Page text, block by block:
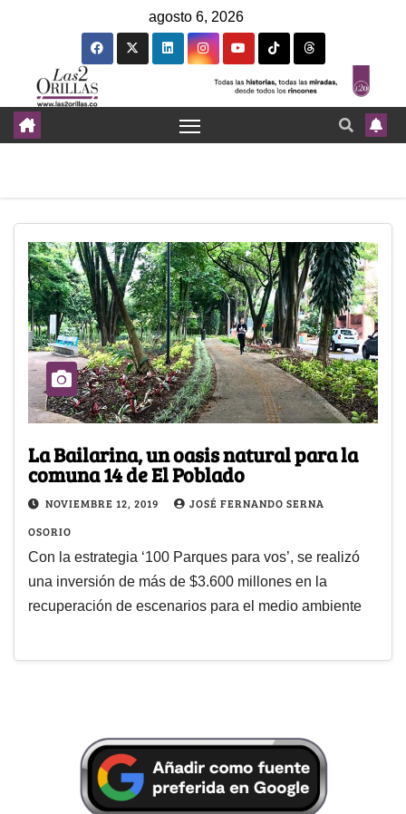
agosto 6, 2026
La Bailarina, un oasis natural para la
comuna 14 de El Poblado
NOVIEMBRE 12, 2019
JOSÉ FERNANDO SERNA
OSORIO
Con la estrategia ‘100 Parques para vos’, se realizó
una inversión de más de $3.600 millones en la
recuperación de escenarios para el medio ambiente